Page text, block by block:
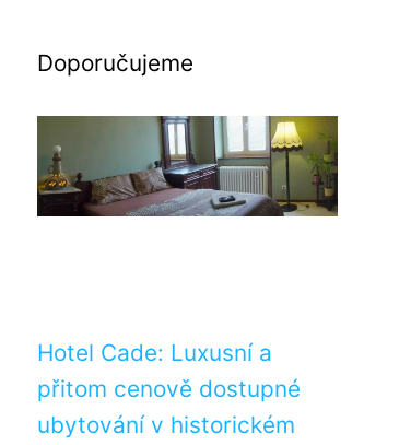
Doporučujeme
Hotel Cade: Luxusní a
přitom cenově dostupné
ubytování v historickém